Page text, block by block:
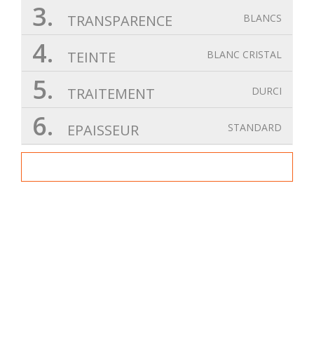
BLANCS
3. TRANSPARENCE
BLANC CRISTAL
4. TEINTE
DURCI
5. TRAITEMENT
STANDARD
6. EPAISSEUR